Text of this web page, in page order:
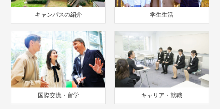
キャンパスの紹介 学生生活
国際交流・留学 キャリア・就職